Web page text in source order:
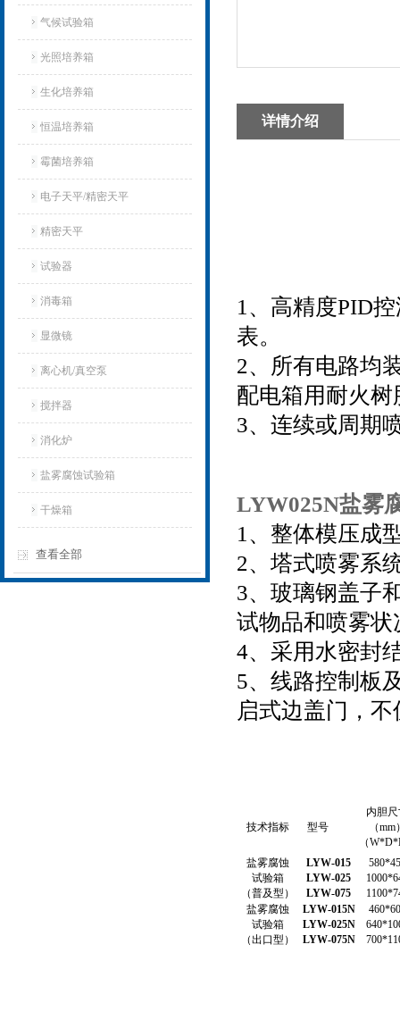
气候试验箱
光照培养箱
生化培养箱
恒温培养箱
霉菌培养箱
电子天平/精密天平
精密天平
试验器
消毒箱
显微镜
离心机/真空泵
搅拌器
消化炉
盐雾腐蚀试验箱
干燥箱
查看全部
详情介绍
1 、高精度PID
表。
2、所有电路均
配电箱用耐火树
3、连续或周期
LYW025N盐雾
1 、整体模压成
2、塔式喷雾系
3、玻璃钢盖子
试物品和喷雾状
4、采用水密封
5、线路控制板
启式边盖门，
技术指标 型号
内胆
（mm
（
盐雾腐蚀
试验箱
（普及型）
LYW-015
LYW-025
LYW-075
盐雾腐蚀
试验箱
（出口型）
LYW-015N
LYW-025N
LYW-075N